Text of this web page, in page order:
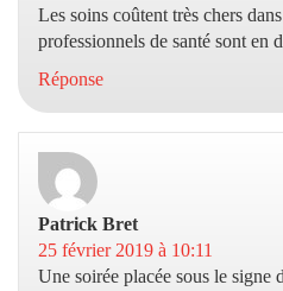
Les soins coûtent très chers
professionnels de santé sont en
Réponse
Patrick Bret
25 février 2019 à 10:11
Une soirée placée sous le signe